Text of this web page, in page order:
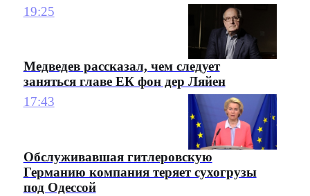
19:25
Медведев рассказал, чем следует
заняться главе ЕК фон дер Ляйен
17:43
Обслуживавшая гитлеровскую
Германию компания теряет сухогрузы
под Одессой